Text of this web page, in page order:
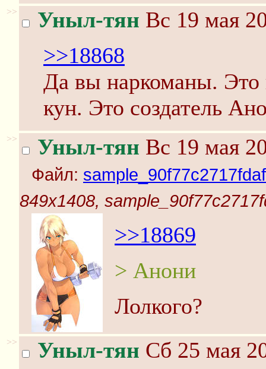
>> Уныл-тян Вс 19 мая
>>18868
Да вы наркоманы. Это
кун. Это создатель
>> Уныл-тян Вс 19 мая
Файл:
849x1408,
>>18869
> Анони
Лолкого?
>> Уныл-тян Сб 25 мая